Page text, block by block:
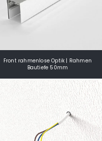
Front rahmenlose Optik | Rahmen
Bautiefe 50mm